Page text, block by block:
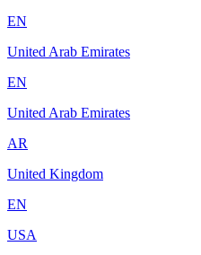
EN
United Arab Emirates
EN
United Arab Emirates
AR
United Kingdom
EN
USA